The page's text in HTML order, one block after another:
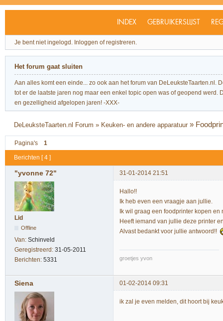
INDEX GEBRUIKERSLIJST
Je bent niet ingelogd. Inloggen of registreren.
Het forum gaat sluiten
Aan alles komt een einde... zo ook aan het forum van
tot er de laatste jaren nog maar een enkel topic open was of geopend
en gezelligheid afgelopen jaren! -XXX-
DeLeuksteTaarten.nl Forum » Keuken- en andere apparatuur »
Pagina's 1
Berichten [ 4 ]
"yvonne 72" 31-01-2014 21:51
Lid
Offline
Van: Schinveld
Geregistreerd: 31-05-2011
Berichten: 5331
Hallo!!
Ik heb even een vraagje aan jullie.
Ik wil graag een foodprinter kopen
Heeft iemand van jullie deze printer
Alvast bedankt voor jullie antwoord!!
groetjes yvon
Siena 01-02-2014 09:31
ik zal je even melden, dit hoort bij